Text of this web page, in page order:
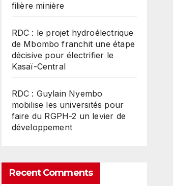
filière minière
RDC : le projet hydroélectrique
de Mbombo franchit une étape
décisive pour électrifier le
Kasaï-Central
RDC : Guylain Nyembo
mobilise les universités pour
faire du RGPH-2 un levier de
développement
Recent Comments